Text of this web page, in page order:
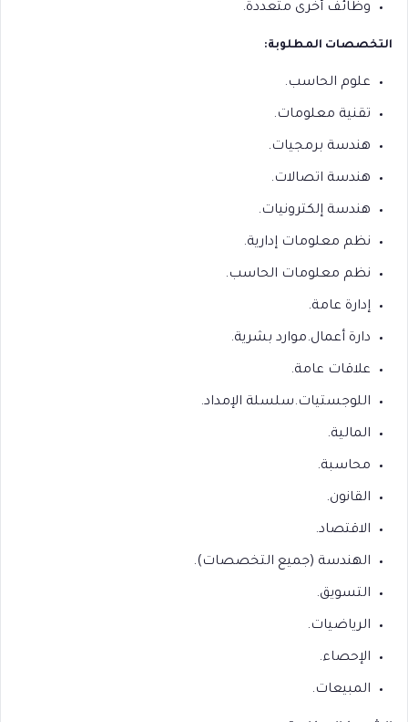
وظائف أخرى متعددة.
التخصصات المطلوبة:
علوم الحاسب.
تقنية معلومات.
هندسة برمجيات.
هندسة اتصالات.
هندسة إلكترونيات.
نظم معلومات إدارية.
نظم معلومات الحاسب.
إدارة عامة.
دارة أعمال.موارد بشرية.
علاقات عامة.
اللوجستيات.سلسلة الإمداد.
المالية.
محاسبة.
القانون.
الاقتصاد.
الهندسة (جميع التخصصات).
التسويق.
الرياضيات.
الإحصاء.
المبيعات.